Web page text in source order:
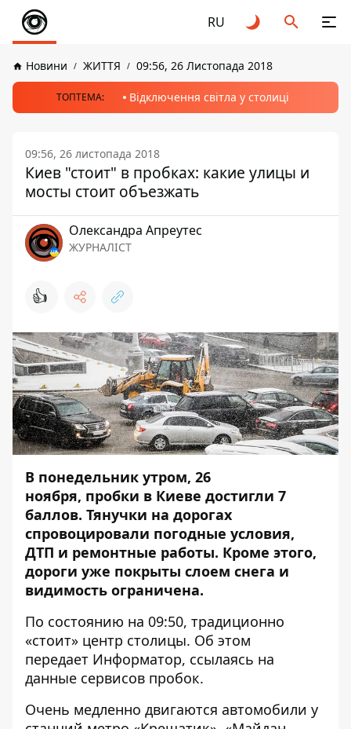
RU
Новини ЖИТТЯ 09:56, 26 Листопада 2018
ТОПТЕМА: Відключення світла у столиці
09:56, 26 листопада 2018
Киев "стоит" в пробках: какие улицы и
мосты стоит объезжать
Олександра Апреутес
ЖУРНАЛІСТ
👍
В понедельник утром, 26
ноября, пробки в Киеве достигли 7
баллов. Тянучки на дорогах
спровоцировали погодные условия,
ДТП и ремонтные работы. Кроме этого,
дороги уже покрыты слоем снега и
видимость ограничена.
По состоянию на 09:50, традиционно
«стоит» центр столицы. Об этом
передает Информатор, ссылаясь на
данные сервисов пробок.
Очень медленно двигаются автомобили у